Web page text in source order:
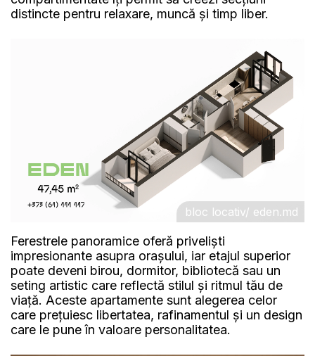
distincte pentru relaxare, muncă și timp liber.
bloc locativ/ eden.md
Ferestrele panoramice oferă priveliști
impresionante asupra orașului, iar etajul superior
poate deveni birou, dormitor, bibliotecă sau un
seting artistic care reflectă stilul și ritmul tău de
viață. Aceste apartamente sunt alegerea celor
care prețuiesc libertatea, rafinamentul și un design
care le pune în valoare personalitatea.